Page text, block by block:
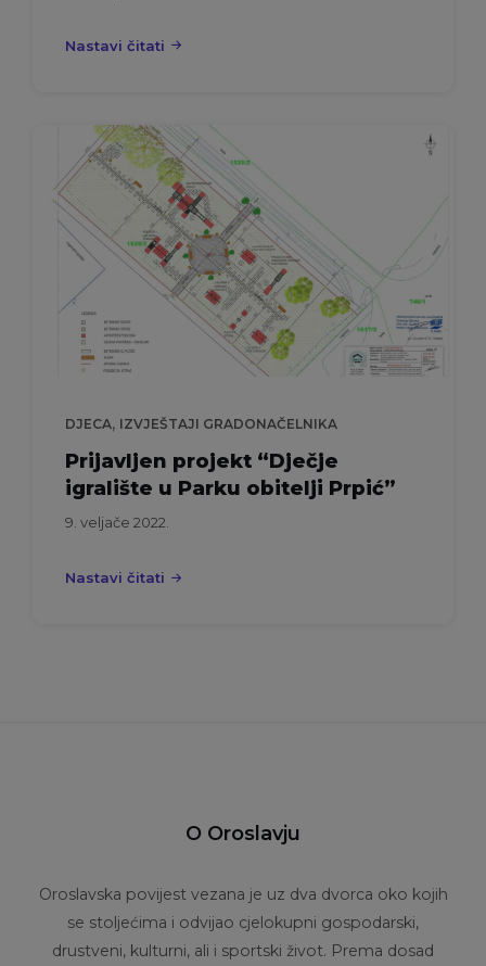
Nastavi čitati
DJECA, IZVJEŠTAJI GRADONAČELNIKA
Prijavljen projekt “Dječje
igralište u Parku obitelji Prpić”
9. veljače 2022.
Nastavi čitati
O Oroslavju
Oroslavska povijest vezana je uz dva dvorca oko kojih
se stoljećima i odvijao cjelokupni gospodarski,
drustveni, kulturni, ali i sportski život. Prema dosad